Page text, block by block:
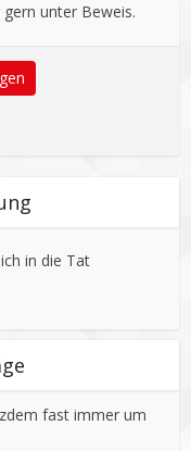
unter Beweis.
in die Tat
fast immer um